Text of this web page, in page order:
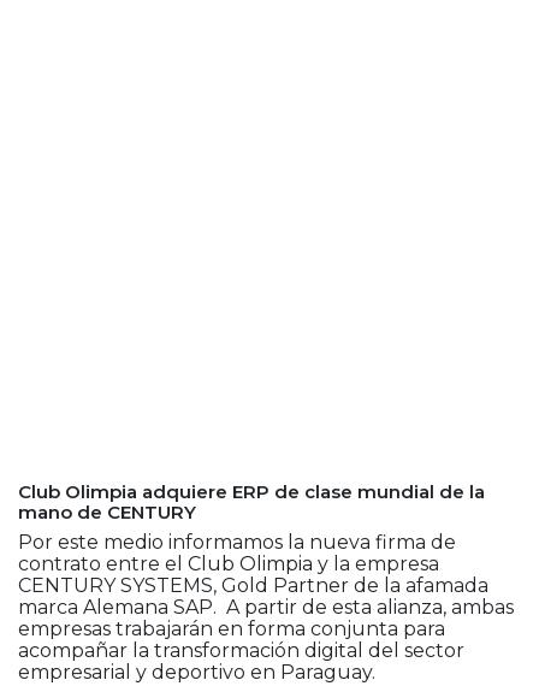
Club Olimpia adquiere ERP de clase mundial de la
mano de CENTURY
Por este medio informamos la nueva firma de
contrato entre el Club Olimpia y la empresa
CENTURY SYSTEMS, Gold Partner de la afamada
marca Alemana SAP. A partir de esta alianza, ambas
empresas trabajarán en forma conjunta para
acompañar la transformación digital del sector
empresarial y deportivo en Paraguay.